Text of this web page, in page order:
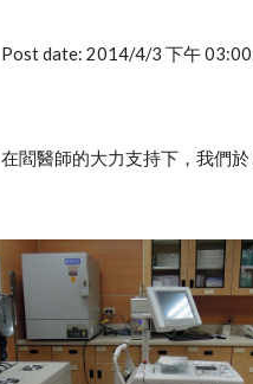
Post date: 2014/4/3 下午
在閻醫師的大力支持下，我們